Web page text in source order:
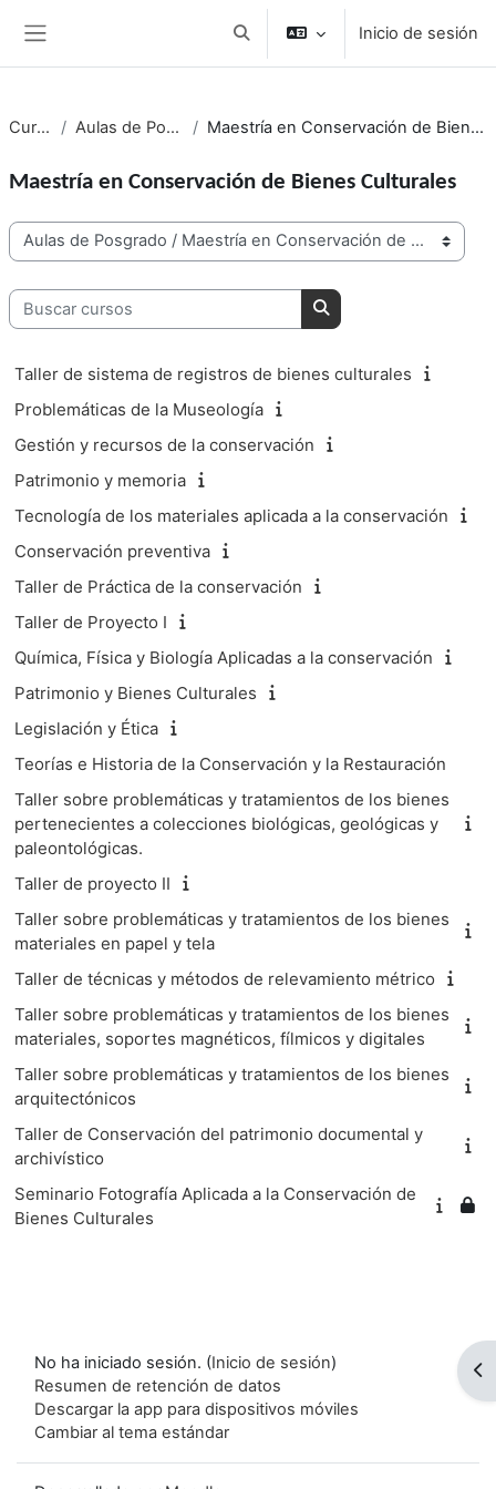
Conmutar entrada de búsqueda
Inicio de sesión
Cursos Aulas de Posgrado Maestría en Conservación de Bienes Culturales
Maestría en Conservación de Bienes Culturales
Categorías del curso
Buscar cursos
Buscar cursos
Taller de sistema de registros de bienes culturales
Problemáticas de la Museología
Gestión y recursos de la conservación
Patrimonio y memoria
Tecnología de los materiales aplicada a la conservación
Conservación preventiva
Taller de Práctica de la conservación
Taller de Proyecto I
Química, Física y Biología Aplicadas a la conservación
Patrimonio y Bienes Culturales
Legislación y Ética
Teorías e Historia de la Conservación y la Restauración
Taller sobre problemáticas y tratamientos de los bienes
pertenecientes a colecciones biológicas, geológicas y
paleontológicas.
Taller de proyecto II
Taller sobre problemáticas y tratamientos de los bienes
materiales en papel y tela
Taller de técnicas y métodos de relevamiento métrico
Taller sobre problemáticas y tratamientos de los bienes
materiales, soportes magnéticos, fílmicos y digitales
Taller sobre problemáticas y tratamientos de los bienes
arquitectónicos
Taller de Conservación del patrimonio documental y
archivístico
Seminario Fotografía Aplicada a la Conservación de
Bienes Culturales
No ha iniciado sesión. (Inicio de sesión)
Resumen de retención de datos
Descargar la app para dispositivos móviles
Cambiar al tema estándar